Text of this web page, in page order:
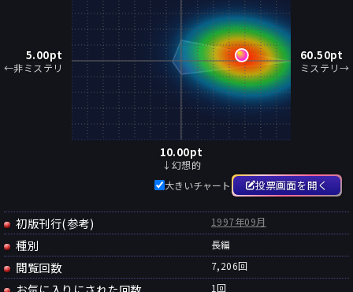
5.00pt
←非ミステリ
60.50pt
ミステリ→
10.00pt
↓幻想的
大きいチャート
投票画面を開く
初版刊行(参考) 1997年09月
種別 長編
閲覧回数 7,206回
1回